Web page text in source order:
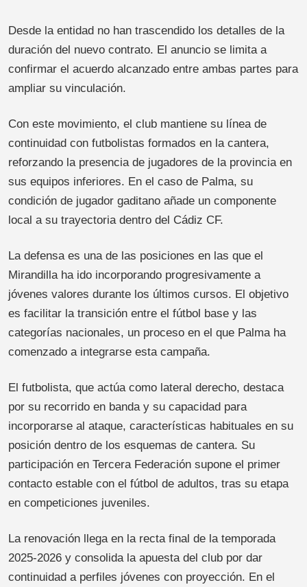
Desde la entidad no han trascendido los detalles de la
duración del nuevo contrato. El anuncio se limita a
confirmar el acuerdo alcanzado entre ambas partes para
ampliar su vinculación.
Con este movimiento, el club mantiene su línea de
continuidad con futbolistas formados en la cantera,
reforzando la presencia de jugadores de la provincia en
sus equipos inferiores. En el caso de Palma, su
condición de jugador gaditano añade un componente
local a su trayectoria dentro del Cádiz CF.
La defensa es una de las posiciones en las que el
Mirandilla ha ido incorporando progresivamente a
jóvenes valores durante los últimos cursos. El objetivo
es facilitar la transición entre el fútbol base y las
categorías nacionales, un proceso en el que Palma ha
comenzado a integrarse esta campaña.
El futbolista, que actúa como lateral derecho, destaca
por su recorrido en banda y su capacidad para
incorporarse al ataque, características habituales en su
posición dentro de los esquemas de cantera. Su
participación en Tercera Federación supone el primer
contacto estable con el fútbol de adultos, tras su etapa
en competiciones juveniles.
La renovación llega en la recta final de la temporada
2025-2026 y consolida la apuesta del club por dar
continuidad a perfiles jóvenes con proyección. En el